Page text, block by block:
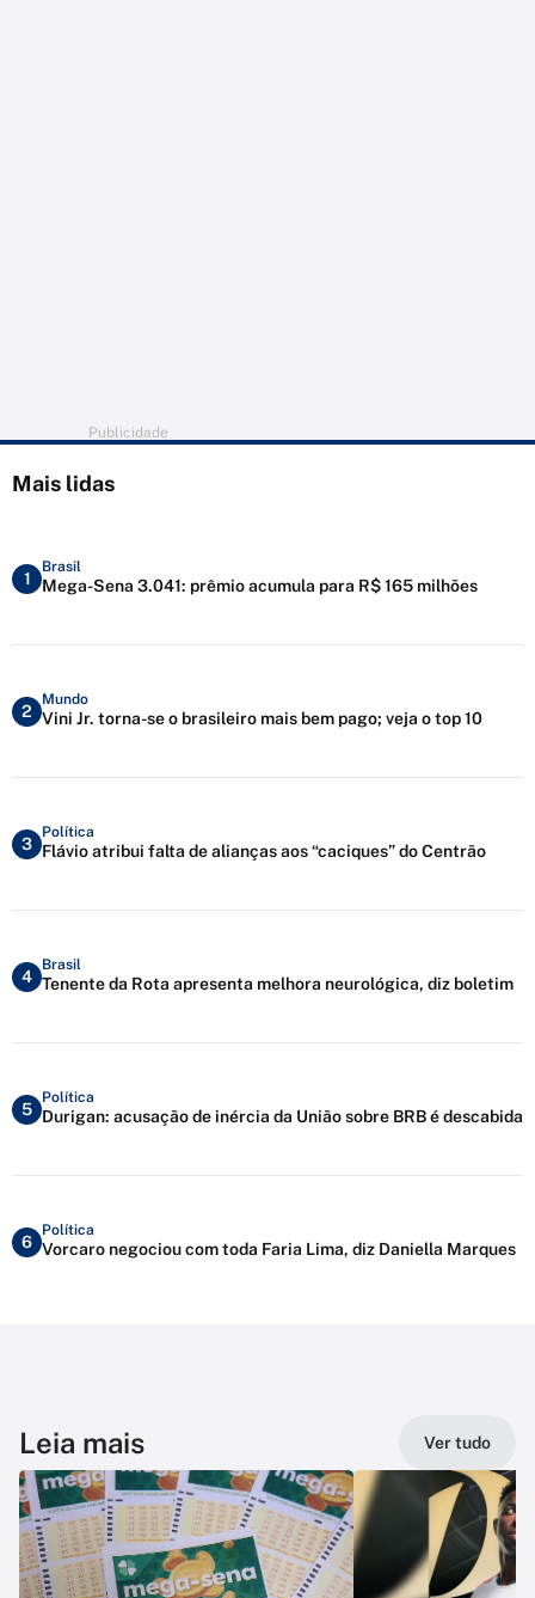
Publicidade
Mais lidas
1
Brasil
Mega-Sena 3.041: prêmio acumula para R$ 165 milhões
2
Mundo
Vini Jr. torna-se o brasileiro mais bem pago; veja o top 10
3
Política
Flávio atribui falta de alianças aos “caciques” do Centrão
4
Brasil
Tenente da Rota apresenta melhora neurológica, diz boletim
5
Política
Durigan: acusação de inércia da União sobre BRB é descabida
6
Política
Vorcaro negociou com toda Faria Lima, diz Daniella Marques
Leia mais Ver tudo